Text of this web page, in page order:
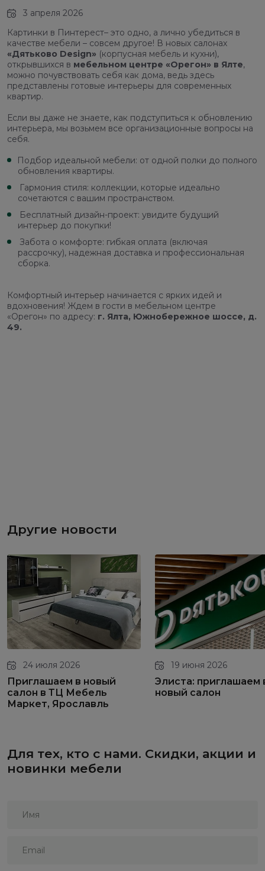
3 апреля 2026
Картинки в Пинтерест– это одно, а лично убедиться в
качестве мебели – совсем другое! В новых салонах
«Дятьково Design» (корпусная мебель и кухни),
открывшихся в мебельном центре «Орегон» в Ялте,
можно почувствовать себя как дома, ведь здесь
представлены готовые интерьеры для современных
квартир.
Если вы даже не знаете, как подступиться к обновлению
интерьера, мы возьмем все организационные вопросы на
себя.
Подбор идеальной мебели: от одной полки до полного
обновления квартиры.
Гармония стиля: коллекции, которые идеально
сочетаются с вашим пространством.
Бесплатный дизайн-проект: увидите будущий
интерьер до покупки!
Забота о комфорте: гибкая оплата (включая
рассрочку), надежная доставка и профессиональная
сборка.
Комфортный интерьер начинается с ярких идей и
вдохновения! Ждем в гости в мебельном центре
«Орегон» по адресу: г. Ялта, Южнобережное шоссе, д.
49.
Другие новости
24 июля 2026
Приглашаем в новый
салон в ТЦ Мебель
Маркет, Ярославль
19 июня 2026
Элиста: приглашаем
новый салон
Для тех, кто с нами. Скидки, акции и
новинки мебели